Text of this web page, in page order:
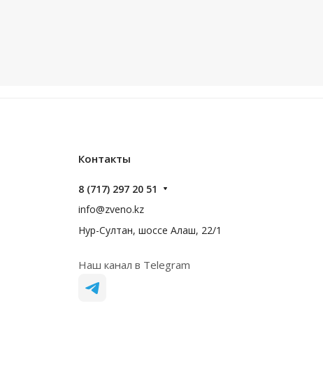
Контакты
8 (717) 297 20 51
info@zveno.kz
Нур-Султан, шоссе Алаш, 22/1
Наш канал в Telegram